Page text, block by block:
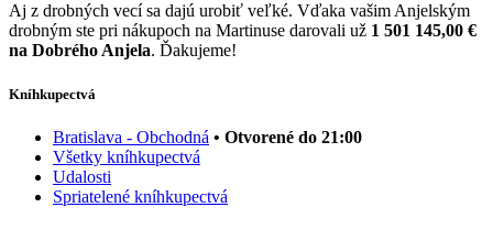
Aj z drobných vecí sa dajú urobiť veľké. Vďaka vašim Anjelským
drobným ste pri nákupoch na Martinuse darovali už 1 501 145,00 €
na Dobrého Anjela. Ďakujeme!
Kníhkupectvá
Bratislava - Obchodná • Otvorené do 21:00
Všetky kníhkupectvá
Udalosti
Spriatelené kníhkupectvá